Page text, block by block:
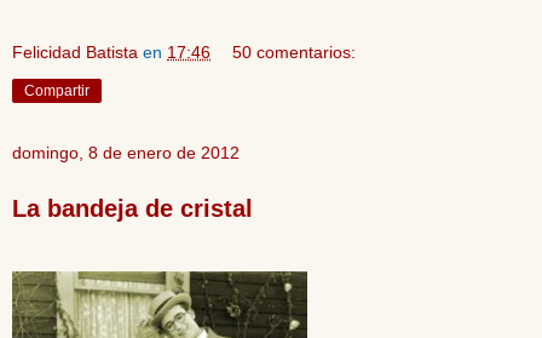
Felicidad Batista en 17:46 50 comentarios:
Compartir
domingo, 8 de enero de 2012
La bandeja de cristal